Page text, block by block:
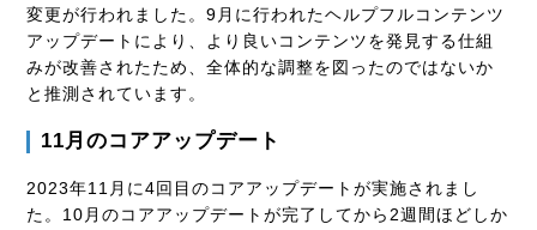
変更が行われました。9月に行われたヘルプフルコンテンツ
アップデートにより、より良いコンテンツを発見する仕組
みが改善されたため、全体的な調整を図ったのではないか
と推測されています。
11月のコアアップデート
2023年11月に4回目のコアアップデートが実施されまし
た。10月のコアアップデートが完了してから2週間ほどしか